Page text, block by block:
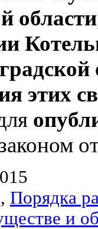
области
этих
, Порядка
и